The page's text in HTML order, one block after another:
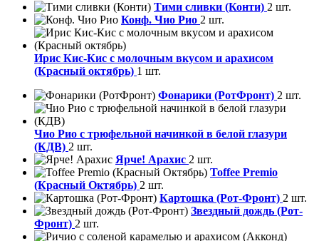
Тими сливки (Конти) 2 шт.
Конф. Чио Рио 2 шт.
Ирис Кис-Кис с молочным вкусом и арахисом
(Красный октябрь) 1 шт.
Фонарики (РотФронт) 2 шт.
Чио Рио с трюфельной начинкой в белой глазури
(КДВ) 2 шт.
Ярче! Арахис 2 шт.
Toffee Premio
(Красный Октябрь) 2 шт.
Картошка (Рот-Фронт) 2 шт.
Звездный дождь (Рот-
Фронт) 2 шт.